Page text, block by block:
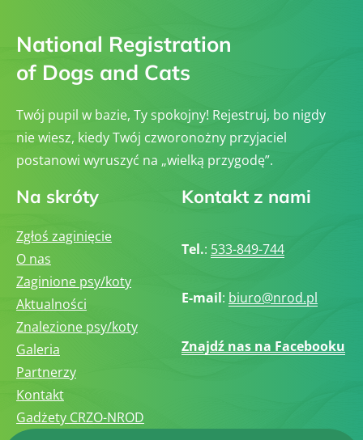
National Registration
of Dogs and Cats
Twój pupil w bazie, Ty spokojny! Rejestruj, bo nigdy
nie wiesz, kiedy Twój czworonożny przyjaciel
postanowi wyruszyć na „wielką przygodę”.
Na skróty
Zgłoś zaginięcie
O nas
Zaginione psy/koty
Aktualności
Znalezione psy/koty
Galeria
Partnerzy
Kontakt
Gadżety CRZO-NROD
Kontakt z nami
Tel.: 533-849-744
E-mail: biuro@nrod.pl
Znajdź nas na Facebooku